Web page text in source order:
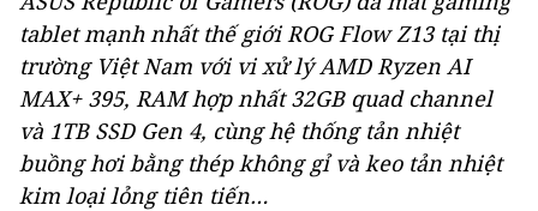
tablet mạnh nhất thế giới ROG Flow Z13 tại thị
trường Việt Nam với vi xử lý AMD Ryzen AI
MAX+ 395, RAM hợp nhất 32GB quad channel
và 1TB SSD Gen 4, cùng hệ thống tản nhiệt
buồng hơi bằng thép không gỉ và keo tản nhiệt
kim loại lỏng tiên tiến…